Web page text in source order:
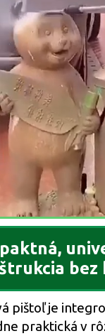
bez
pištoľ je
praktická v